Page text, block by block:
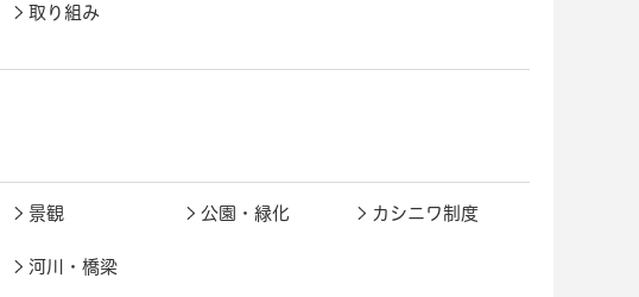
取り組み
景観 公園・緑化 カシニワ制度
河川・橋梁